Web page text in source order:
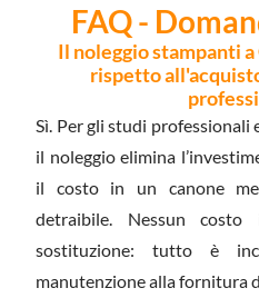
FAQ -
Il noleggio stampanti
rispetto
Sì. Per gli studi professionali
il noleggio elimina
il costo in un canone
detraibile. Nessun
sostituzione: tutto è
manutenzione alla fornitura